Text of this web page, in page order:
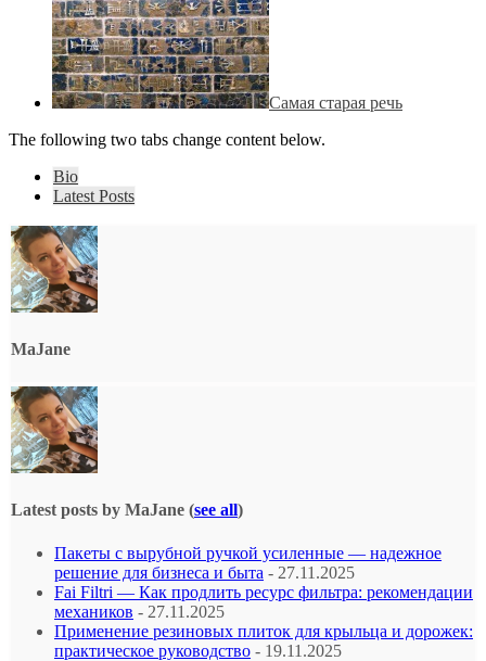
Самая старая речь
The following two tabs change content below.
Bio
Latest Posts
MaJane
Latest posts by MaJane (see all)
Пакеты с вырубной ручкой усиленные — надежное
решение для бизнеса и быта - 27.11.2025
Fai Filtri — Как продлить ресурс фильтра: рекомендации
механиков - 27.11.2025
Применение резиновых плиток для крыльца и дорожек:
практическое руководство - 19.11.2025